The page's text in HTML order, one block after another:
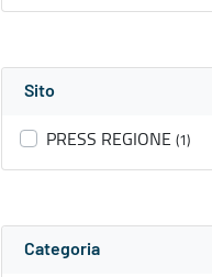
Sito
PRESS REGIONE (1)
Categoria